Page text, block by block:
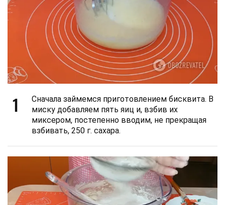
1
Сначала займемся приготовлением бисквита. В
миску добавляем пять яиц и, взбив их
миксером, постепенно вводим, не прекращая
взбивать, 250 г. сахара.